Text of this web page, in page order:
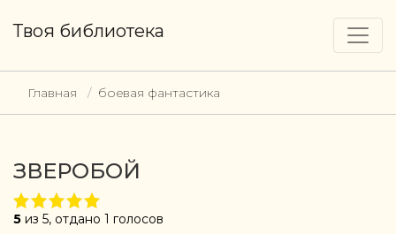
Твоя библиотека
Главная боевая фантастика
ЗВЕРОБОЙ
5 из 5, отдано 1 голосов